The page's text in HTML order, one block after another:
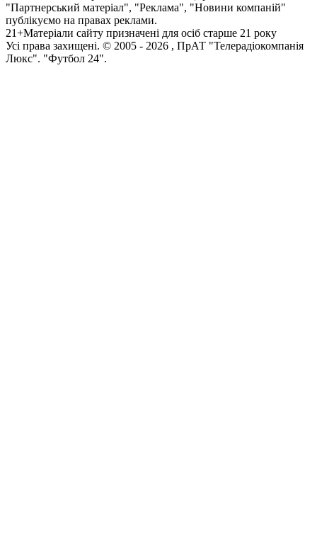
"Партнерський матеріал", "Реклама", "Новини компаній"
публікуємо на правах реклами.
21+Матеріали сайту призначені для осіб старше 21 року
Усi права захищенi. © 2005 - 2026 , ПрАТ "Телерадіокомпанія
Люкс". "Футбол 24".